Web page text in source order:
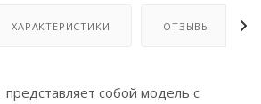
ХАРАКТЕРИСТИКИ ОТЗЫВЫ
представляет собой модель с